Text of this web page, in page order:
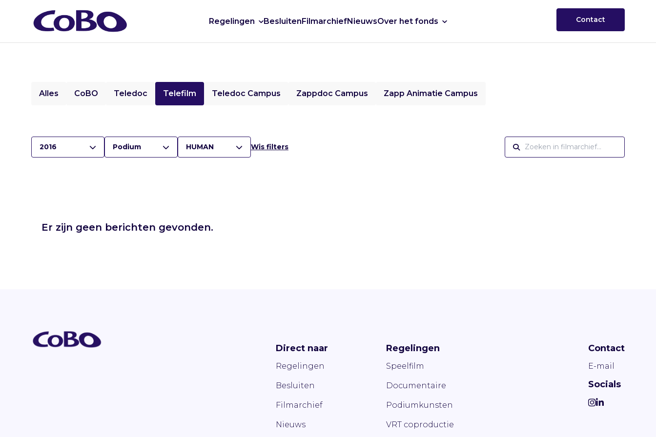
Regelingen BesluitenFilmarchiefNieuwsOver het fonds Contact
Alles CoBO Teledoc Telefilm Teledoc Campus Zappdoc Campus Zapp Animatie Campus
2016 Podium HUMAN Wis filters
Er zijn geen berichten gevonden.
Direct naar
Regelingen
Besluiten
Filmarchief
Nieuws
Regelingen
Speelfilm
Documentaire
Podiumkunsten
VRT coproductie
Contact
E-mail
Socials